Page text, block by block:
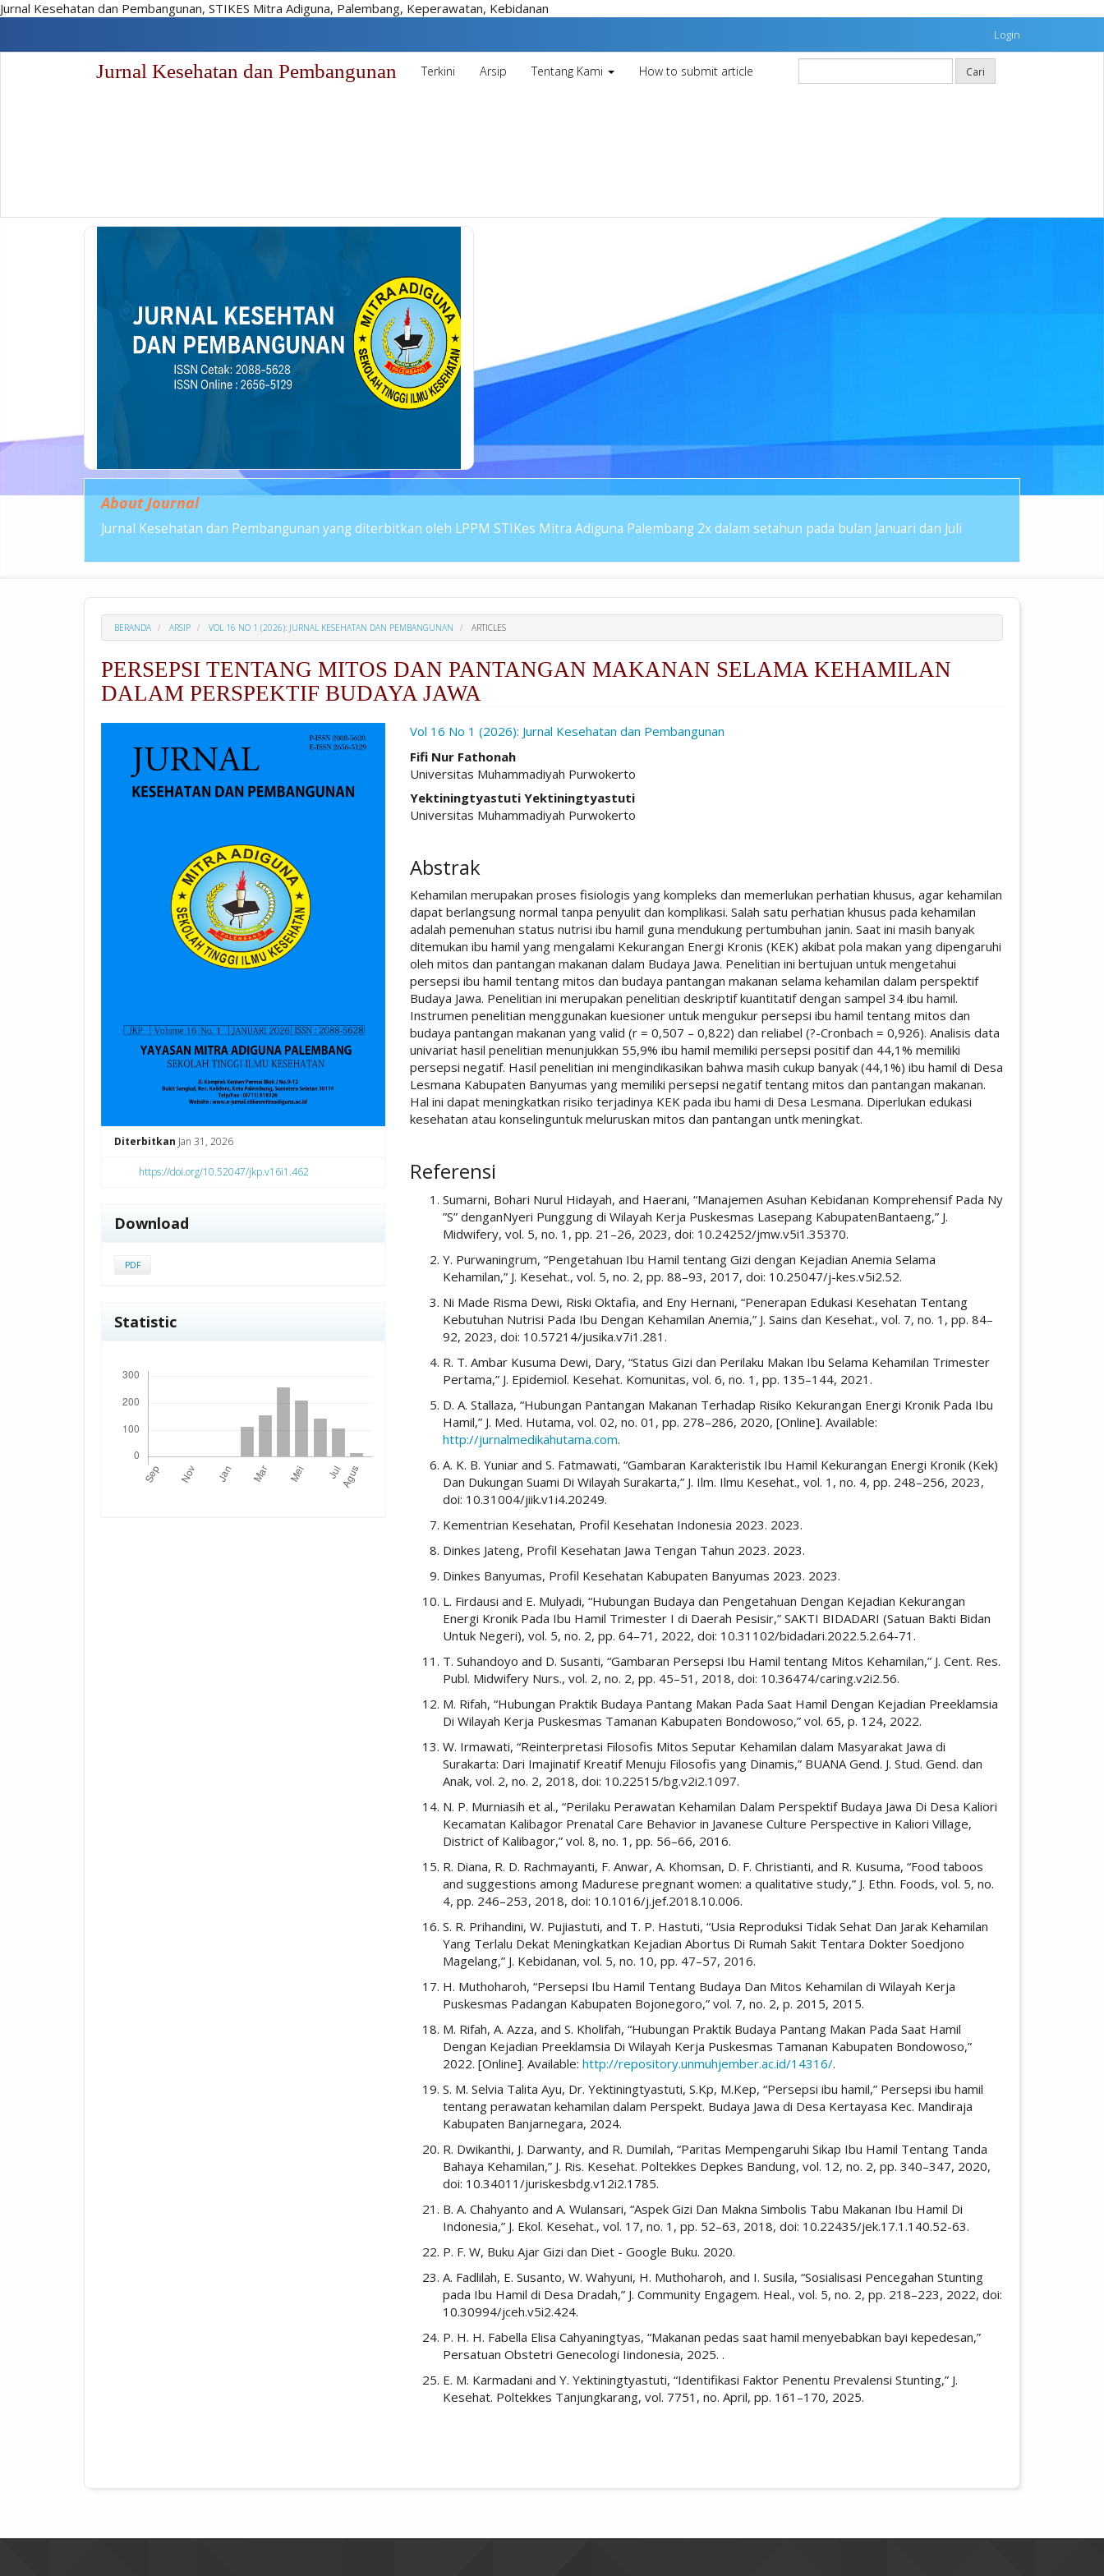
Jurnal Kesehatan dan Pembangunan, STIKES Mitra Adiguna, Palembang, Keperawatan, Kebidanan
Login
Jurnal Kesehatan dan Pembangunan Terkini Arsip Tentang Kami How to submit article Cari
About Journal
Jurnal Kesehatan dan Pembangunan yang diterbitkan oleh LPPM STIKes Mitra Adiguna Palembang 2x dalam setahun pada bulan Januari dan Juli
BERANDA ARSIP VOL 16 NO 1 (2026): JURNAL KESEHATAN DAN PEMBANGUNAN ARTICLES
PERSEPSI TENTANG MITOS DAN PANTANGAN MAKANAN SELAMA KEHAMILAN
DALAM PERSPEKTIF BUDAYA JAWA
##plugins.themes.academic_pro.article.sidebar##
Diterbitkan Jan 31, 2026
https://doi.org/10.52047/jkp.v16i1.462
Download
PDF
Statistic
Vol 16 No 1 (2026): Jurnal Kesehatan dan Pembangunan
##plugins.themes.academic_pro.article.main##
Fifi Nur Fathonah
Universitas Muhammadiyah Purwokerto
Yektiningtyastuti Yektiningtyastuti
Universitas Muhammadiyah Purwokerto
Abstrak
Kehamilan merupakan proses fisiologis yang kompleks dan memerlukan perhatian khusus, agar kehamilan
dapat berlangsung normal tanpa penyulit dan komplikasi. Salah satu perhatian khusus pada kehamilan
adalah pemenuhan status nutrisi ibu hamil guna mendukung pertumbuhan janin. Saat ini masih banyak
ditemukan ibu hamil yang mengalami Kekurangan Energi Kronis (KEK) akibat pola makan yang dipengaruhi
oleh mitos dan pantangan makanan dalam Budaya Jawa. Penelitian ini bertujuan untuk mengetahui
persepsi ibu hamil tentang mitos dan budaya pantangan makanan selama kehamilan dalam perspektif
Budaya Jawa. Penelitian ini merupakan penelitian deskriptif kuantitatif dengan sampel 34 ibu hamil.
Instrumen penelitian menggunakan kuesioner untuk mengukur persepsi ibu hamil tentang mitos dan
budaya pantangan makanan yang valid (r = 0,507 – 0,822) dan reliabel (?-Cronbach = 0,926). Analisis data
univariat hasil penelitian menunjukkan 55,9% ibu hamil memiliki persepsi positif dan 44,1% memiliki
persepsi negatif. Hasil penelitian ini mengindikasikan bahwa masih cukup banyak (44,1%) ibu hamil di Desa
Lesmana Kabupaten Banyumas yang memiliki persepsi negatif tentang mitos dan pantangan makanan.
Hal ini dapat meningkatkan risiko terjadinya KEK pada ibu hami di Desa Lesmana. Diperlukan edukasi
kesehatan atau konselinguntuk meluruskan mitos dan pantangan untk meningkat.
##plugins.themes.academic_pro.article.details##
Referensi
Sumarni, Bohari Nurul Hidayah, and Haerani, “Manajemen Asuhan Kebidanan Komprehensif Pada Ny
”S” denganNyeri Punggung di Wilayah Kerja Puskesmas Lasepang KabupatenBantaeng,” J.
Midwifery, vol. 5, no. 1, pp. 21–26, 2023, doi: 10.24252/jmw.v5i1.35370.
Y. Purwaningrum, “Pengetahuan Ibu Hamil tentang Gizi dengan Kejadian Anemia Selama
Kehamilan,” J. Kesehat., vol. 5, no. 2, pp. 88–93, 2017, doi: 10.25047/j-kes.v5i2.52.
Ni Made Risma Dewi, Riski Oktafia, and Eny Hernani, “Penerapan Edukasi Kesehatan Tentang
Kebutuhan Nutrisi Pada Ibu Dengan Kehamilan Anemia,” J. Sains dan Kesehat., vol. 7, no. 1, pp. 84–
92, 2023, doi: 10.57214/jusika.v7i1.281.
R. T. Ambar Kusuma Dewi, Dary, “Status Gizi dan Perilaku Makan Ibu Selama Kehamilan Trimester
Pertama,” J. Epidemiol. Kesehat. Komunitas, vol. 6, no. 1, pp. 135–144, 2021.
D. A. Stallaza, “Hubungan Pantangan Makanan Terhadap Risiko Kekurangan Energi Kronik Pada Ibu
Hamil,” J. Med. Hutama, vol. 02, no. 01, pp. 278–286, 2020, [Online]. Available:
http://jurnalmedikahutama.com.
A. K. B. Yuniar and S. Fatmawati, “Gambaran Karakteristik Ibu Hamil Kekurangan Energi Kronik (Kek)
Dan Dukungan Suami Di Wilayah Surakarta,” J. Ilm. Ilmu Kesehat., vol. 1, no. 4, pp. 248–256, 2023,
doi: 10.31004/jiik.v1i4.20249.
Kementrian Kesehatan, Profil Kesehatan Indonesia 2023. 2023.
Dinkes Jateng, Profil Kesehatan Jawa Tengan Tahun 2023. 2023.
Dinkes Banyumas, Profil Kesehatan Kabupaten Banyumas 2023. 2023.
L. Firdausi and E. Mulyadi, “Hubungan Budaya dan Pengetahuan Dengan Kejadian Kekurangan
Energi Kronik Pada Ibu Hamil Trimester I di Daerah Pesisir,” SAKTI BIDADARI (Satuan Bakti Bidan
Untuk Negeri), vol. 5, no. 2, pp. 64–71, 2022, doi: 10.31102/bidadari.2022.5.2.64-71.
T. Suhandoyo and D. Susanti, “Gambaran Persepsi Ibu Hamil tentang Mitos Kehamilan,” J. Cent. Res.
Publ. Midwifery Nurs., vol. 2, no. 2, pp. 45–51, 2018, doi: 10.36474/caring.v2i2.56.
M. Rifah, “Hubungan Praktik Budaya Pantang Makan Pada Saat Hamil Dengan Kejadian Preeklamsia
Di Wilayah Kerja Puskesmas Tamanan Kabupaten Bondowoso,” vol. 65, p. 124, 2022.
W. Irmawati, “Reinterpretasi Filosofis Mitos Seputar Kehamilan dalam Masyarakat Jawa di
Surakarta: Dari Imajinatif Kreatif Menuju Filosofis yang Dinamis,” BUANA Gend. J. Stud. Gend. dan
Anak, vol. 2, no. 2, 2018, doi: 10.22515/bg.v2i2.1097.
N. P. Murniasih et al., “Perilaku Perawatan Kehamilan Dalam Perspektif Budaya Jawa Di Desa Kaliori
Kecamatan Kalibagor Prenatal Care Behavior in Javanese Culture Perspective in Kaliori Village,
District of Kalibagor,” vol. 8, no. 1, pp. 56–66, 2016.
R. Diana, R. D. Rachmayanti, F. Anwar, A. Khomsan, D. F. Christianti, and R. Kusuma, “Food taboos
and suggestions among Madurese pregnant women: a qualitative study,” J. Ethn. Foods, vol. 5, no.
4, pp. 246–253, 2018, doi: 10.1016/j.jef.2018.10.006.
S. R. Prihandini, W. Pujiastuti, and T. P. Hastuti, “Usia Reproduksi Tidak Sehat Dan Jarak Kehamilan
Yang Terlalu Dekat Meningkatkan Kejadian Abortus Di Rumah Sakit Tentara Dokter Soedjono
Magelang,” J. Kebidanan, vol. 5, no. 10, pp. 47–57, 2016.
H. Muthoharoh, “Persepsi Ibu Hamil Tentang Budaya Dan Mitos Kehamilan di Wilayah Kerja
Puskesmas Padangan Kabupaten Bojonegoro,” vol. 7, no. 2, p. 2015, 2015.
M. Rifah, A. Azza, and S. Kholifah, “Hubungan Praktik Budaya Pantang Makan Pada Saat Hamil
Dengan Kejadian Preeklamsia Di Wilayah Kerja Puskesmas Tamanan Kabupaten Bondowoso,”
2022. [Online]. Available: http://repository.unmuhjember.ac.id/14316/.
S. M. Selvia Talita Ayu, Dr. Yektiningtyastuti, S.Kp, M.Kep, “Persepsi ibu hamil,” Persepsi ibu hamil
tentang perawatan kehamilan dalam Perspekt. Budaya Jawa di Desa Kertayasa Kec. Mandiraja
Kabupaten Banjarnegara, 2024.
R. Dwikanthi, J. Darwanty, and R. Dumilah, “Paritas Mempengaruhi Sikap Ibu Hamil Tentang Tanda
Bahaya Kehamilan,” J. Ris. Kesehat. Poltekkes Depkes Bandung, vol. 12, no. 2, pp. 340–347, 2020,
doi: 10.34011/juriskesbdg.v12i2.1785.
B. A. Chahyanto and A. Wulansari, “Aspek Gizi Dan Makna Simbolis Tabu Makanan Ibu Hamil Di
Indonesia,” J. Ekol. Kesehat., vol. 17, no. 1, pp. 52–63, 2018, doi: 10.22435/jek.17.1.140.52-63.
P. F. W, Buku Ajar Gizi dan Diet - Google Buku. 2020.
A. Fadlilah, E. Susanto, W. Wahyuni, H. Muthoharoh, and I. Susila, “Sosialisasi Pencegahan Stunting
pada Ibu Hamil di Desa Dradah,” J. Community Engagem. Heal., vol. 5, no. 2, pp. 218–223, 2022, doi:
10.30994/jceh.v5i2.424.
P. H. H. Fabella Elisa Cahyaningtyas, “Makanan pedas saat hamil menyebabkan bayi kepedesan,”
Persatuan Obstetri Genecologi Iindonesia, 2025. .
E. M. Karmadani and Y. Yektiningtyastuti, “Identifikasi Faktor Penentu Prevalensi Stunting,” J.
Kesehat. Poltekkes Tanjungkarang, vol. 7751, no. April, pp. 161–170, 2025.